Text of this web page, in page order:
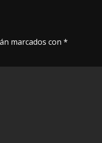
marcados con *